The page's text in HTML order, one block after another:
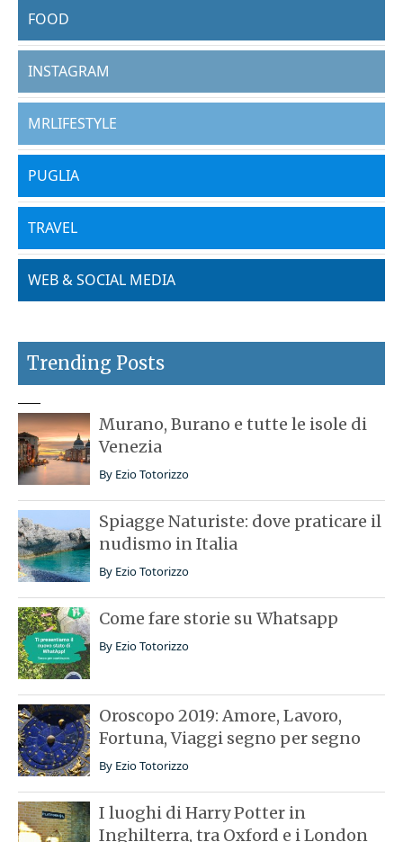
FOOD
INSTAGRAM
MRLIFESTYLE
PUGLIA
TRAVEL
WEB & SOCIAL MEDIA
Trending Posts
Murano, Burano e tutte le isole di
Venezia
By Ezio Totorizzo
Spiagge Naturiste: dove praticare il
nudismo in Italia
By Ezio Totorizzo
Come fare storie su Whatsapp
By Ezio Totorizzo
Oroscopo 2019: Amore, Lavoro,
Fortuna, Viaggi segno per segno
By Ezio Totorizzo
I luoghi di Harry Potter in
Inghilterra, tra Oxford e i London